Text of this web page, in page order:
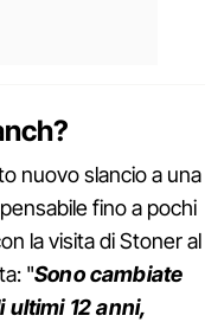
nuovo slancio a una
fino a pochi
la visita di Stoner al
"Sono cambiate
ultimi 12 anni,